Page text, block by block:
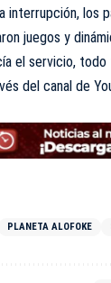
interrupción, los
juegos y
el servicio,
del canal de
PLANETA ALOFOKE